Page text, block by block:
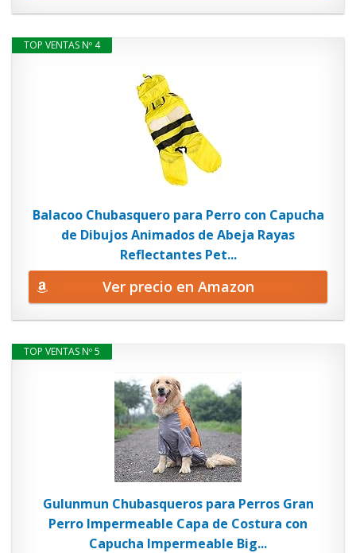
TOP VENTAS Nº 4
Balacoo Chubasquero para Perro con Capucha
de Dibujos Animados de Abeja Rayas
Reflectantes Pet...
Ver precio en Amazon
TOP VENTAS Nº 5
Gulunmun Chubasqueros para Perros Gran
Perro Impermeable Capa de Costura con
Capucha Impermeable Big...